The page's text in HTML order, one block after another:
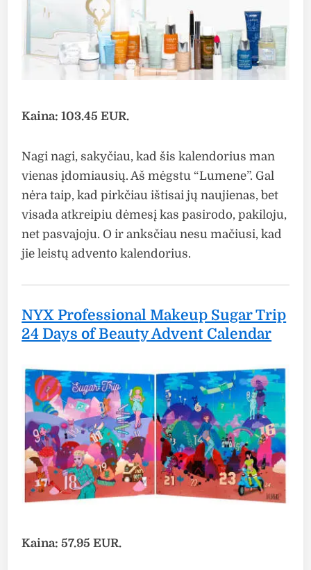
Kaina: 103.45 EUR.
Nagi nagi, sakyčiau, kad šis kalendorius man
vienas įdomiausių. Aš mėgstu “Lumene”. Gal
nėra taip, kad pirkčiau ištisai jų naujienas, bet
visada atkreipiu dėmesį kas pasirodo, pakiloju,
net pasvajoju. O ir anksčiau nesu mačiusi, kad
jie leistų advento kalendorius.
NYX Professional Makeup Sugar Trip
24 Days of Beauty Advent Calendar
Kaina: 57.95 EUR.